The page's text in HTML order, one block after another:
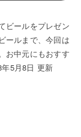
ビールをプレゼン
ールまで、今回は
お中元にもおすす
5月8日 更新